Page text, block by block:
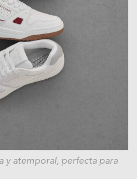
y atemporal, perfecta para